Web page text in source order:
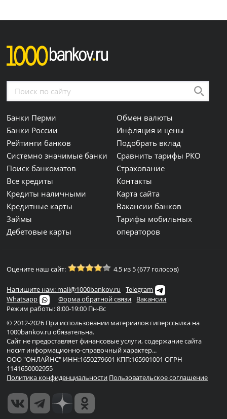
Банки Перми
Банки России
Рейтинги банков
Системно значимые банки
Поиск банкоматов
Все кредиты
Кредиты наличными
Кредитные карты
Займы
Дебетовые карты
Обмен валюты
Инфляция и цены
Подобрать вклад
Сравнить тарифы РКО
Страхование
Контакты
Карта сайта
Вакансии банков
Тарифы мобильных
операторов
Оцените наш сайт: 4.5 из 5 (677 голосов)
Напишите нам: mail@1000bankov.ru
Telegram
Whatsapp
Форма обратной связи
Вакансии
Режим работы: 8:00-19:00 Пн-Вс
© 2012-2026 При использовании материалов гиперссылка на
1000bankov.ru обязательна.
Сайт не предоставляет финансовые услуги, содержание сайта
носит информационно-справочный характер...
ООО "ОНЛАЙНС" ИНН:1650279601 КПП:165901001 ОГРН
1141650002955
Политика конфиденциальности Пользовательское соглашение